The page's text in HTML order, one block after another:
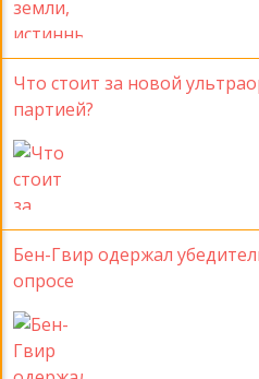
Что стоит за новой
партией?
Бен-Гвир одержал
опросе